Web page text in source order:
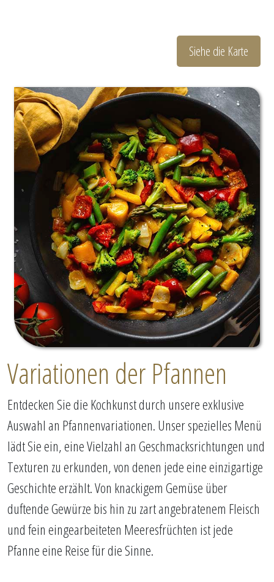
Siehe die Karte
Variationen der Pfannen
Entdecken Sie die Kochkunst durch unsere exklusive
Auswahl an Pfannenvariationen. Unser spezielles Menü
lädt Sie ein, eine Vielzahl an Geschmacksrichtungen und
Texturen zu erkunden, von denen jede eine einzigartige
Geschichte erzählt. Von knackigem Gemüse über
duftende Gewürze bis hin zu zart angebratenem Fleisch
und fein eingearbeiteten Meeresfrüchten ist jede
Pfanne eine Reise für die Sinne.